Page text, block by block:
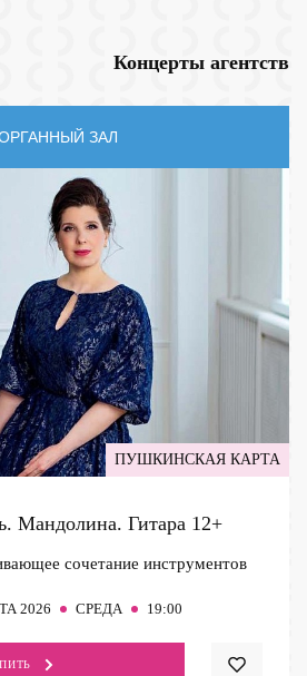
Концерты агентств
ЗАЛ
ПУШКИНСКАЯ КАРТА
Мандолина. Гитара 12+
сочетание инструментов
2026 СРЕДА 19:00